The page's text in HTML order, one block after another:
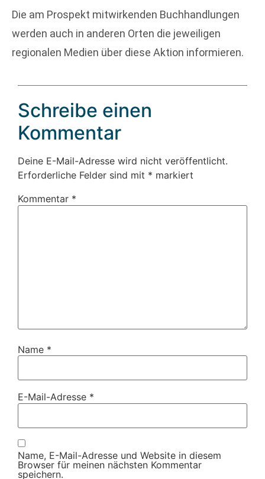
Die am Prospekt mitwirkenden Buchhandlungen
werden auch in anderen Orten die jeweiligen
regionalen Medien über diese Aktion informieren.
Schreibe einen
Kommentar
Deine E-Mail-Adresse wird nicht veröffentlicht.
Erforderliche Felder sind mit * markiert
Kommentar *
Name *
E-Mail-Adresse *
Name, E-Mail-Adresse und Website in diesem
Browser für meinen nächsten Kommentar
speichern.